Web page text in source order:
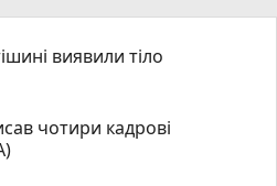
виявили тіло
чотири кадрові